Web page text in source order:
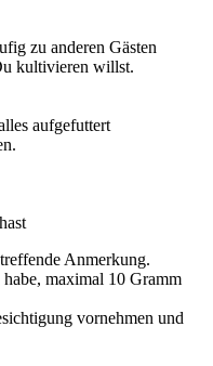
zu anderen Gästen
kultivieren willst.
aufgefuttert
Anmerkung.
maximal 10 Gramm
vornehmen und